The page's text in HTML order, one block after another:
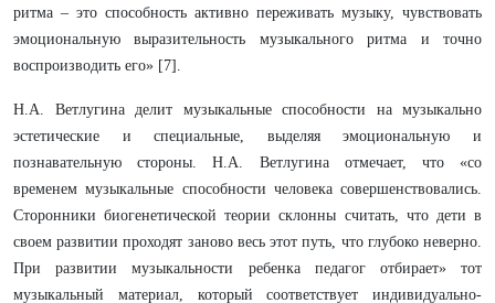
ритма – это способность активно переживать музыку, чувствовать
эмоциональную выразительность музыкального ритма и точно
воспроизводить его» [7].
Н.А. Ветлугина делит музыкальные способности на музыкально
эстетические и специальные, выделяя эмоциональную и
познавательную стороны. Н.А. Ветлугина отмечает, что «со
временем музыкальные способности человека совершенствовались.
Сторонники биогенетической теории склонны считать, что дети в
своем развитии проходят заново весь этот путь, что глубоко неверно.
При развитии музыкальности ребенка педагог отбирает» тот
музыкальный материал, который соответствует индивидуально-